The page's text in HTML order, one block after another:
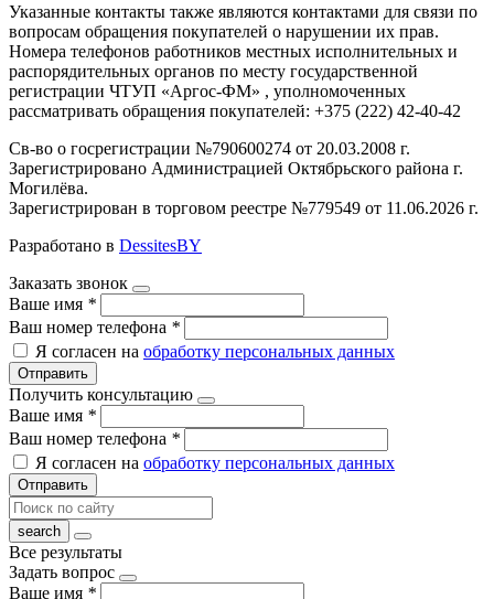
Указанные контакты также являются контактами для связи по
вопросам обращения покупателей о нарушении их прав.
Номера телефонов работников местных исполнительных и
распорядительных органов по месту государственной
регистрации ЧТУП «Аргос-ФМ» , уполномоченных
рассматривать обращения покупателей: +375 (222) 42-40-42
Св-во о госрегистрации №790600274 от 20.03.2008 г.
Зарегистрировано Администрацией Октябрьского района г.
Могилёва.
Зарегистрирован в торговом реестре №779549 от 11.06.2026 г.
Разработано в DessitesBY
Заказать звонок
Ваше имя *
Ваш номер телефона *
Я согласен на обработку персональных данных
Отправить
Получить консультацию
Ваше имя *
Ваш номер телефона *
Я согласен на обработку персональных данных
Отправить
Все результаты
Задать вопрос
Ваше имя *